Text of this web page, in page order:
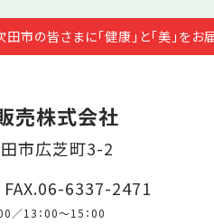
市の皆さまに「健康」と「美」をお
売株式会社
市広芝町3-2
6337-2471
／13：00～15：00